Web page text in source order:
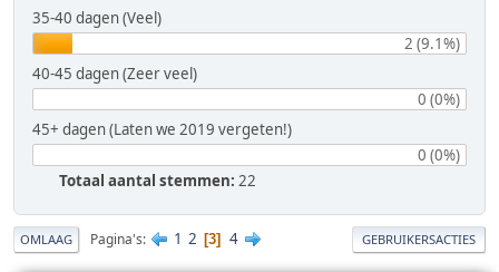
35-40 dagen (Veel)
2 (9.1%)
40-45 dagen (Zeer veel)
0 (0%)
45+ dagen (Laten we 2019 vergeten!)
0 (0%)
Totaal aantal stemmen: 22
OMLAAG Pagina's 1 2 3 4 GEBRUIKERSACTIES